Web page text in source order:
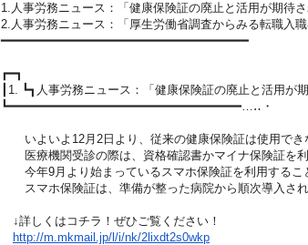
1.人事労務ニュース：「健康保険証の廃止と活用が期待
2.人事労務ニュース：「厚生労働省調査からみる転職入
━━━━━━━━━━━━━━━━━━━━━━━━━━━━━━━━━━
┏━┓
┃1. ┗┓人事労務ニュース：「健康保険証の廃止と活用が
┗━━━━━━━━━━━━━━━━━━━━━━━━━━━━━━━━…‥・
いよいよ12月2日より、従来の健康保険証は使用でき
医療機関受診の際は、資格確認書かマイナ保険証を利
今年9月より始まっているスマホ保険証を利用するこ
スマホ保険証は、準備が整った病院から順次導入さ
↓詳しくはコチラ！ぜひご覧ください！
http://m.mkmail.jp/l/i/nk/2lixdt2s0wkp